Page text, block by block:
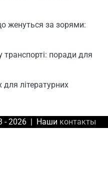
женуться за зорями:
транспорті: поради для
для літературних
- 2026 | Наши контакты